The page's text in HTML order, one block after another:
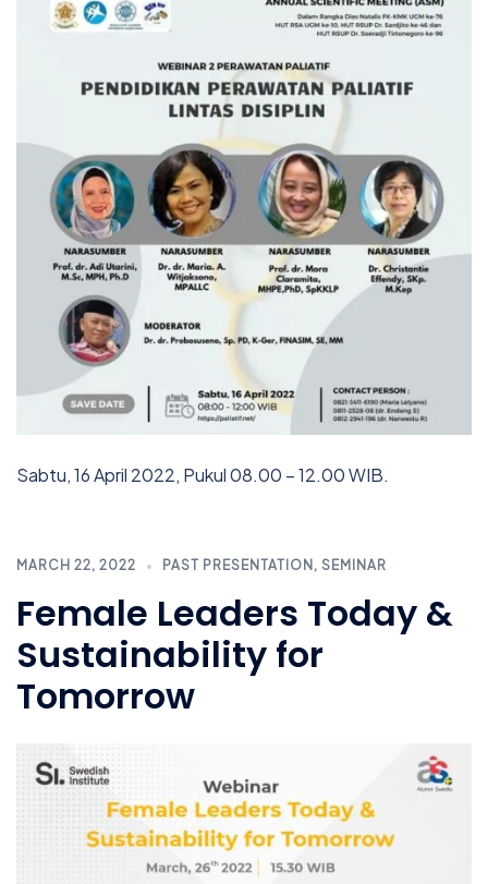
Sabtu, 16 April 2022, Pukul 08.00 – 12.00 WIB.
MARCH 22, 2022 PAST PRESENTATION , SEMINAR
Female Leaders Today &
Sustainability for
Tomorrow